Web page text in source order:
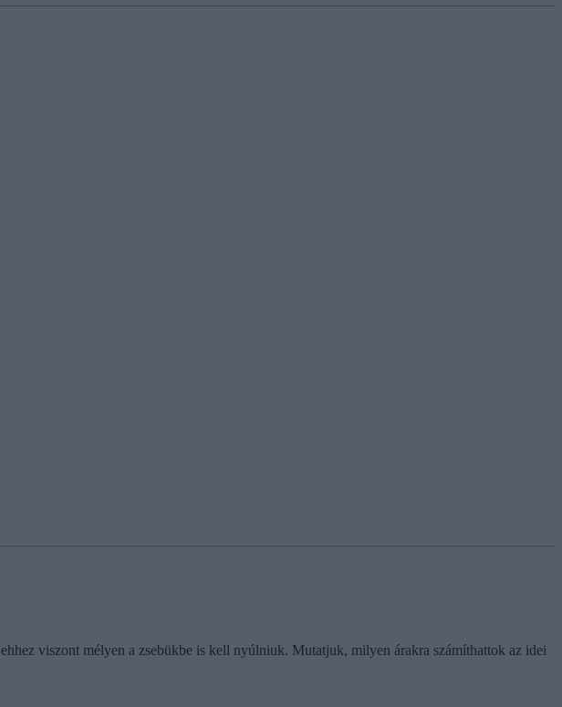
viszont mélyen a zsebükbe is kell nyúlniuk. Mutatjuk, milyen árakra számíthattok az idei